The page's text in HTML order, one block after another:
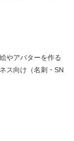
やアバターを作る
ス向け（名刺・SN